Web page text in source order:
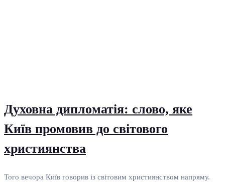
Духовна дипломатія: слово, яке
Київ промовив до світового
християнства
Того вечора Київ говорив із світовим християнством напряму.